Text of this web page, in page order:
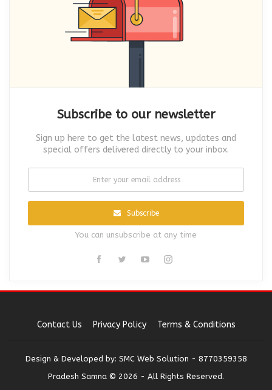
Subscribe to our newsletter
Sign up here to get the latest news, updates and
special offers delivered directly to your inbox.
Subscribe
You can unsubscribe at any time
Contact Us Privacy Policy Terms & Conditions
Design & Developed by: SMC Web Solution - 8770359358
Pradesh Samna © 2026 - All Rights Reserved.